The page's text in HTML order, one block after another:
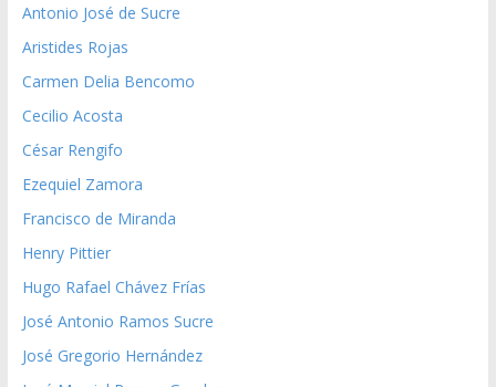
Antonio José de Sucre
Aristides Rojas
Carmen Delia Bencomo
Cecilio Acosta
César Rengifo
Ezequiel Zamora
Francisco de Miranda
Henry Pittier
Hugo Rafael Chávez Frías
José Antonio Ramos Sucre
José Gregorio Hernández